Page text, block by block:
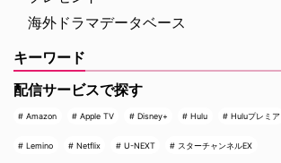
海外ドラマデータベース
キーワード
配信サービスで探す
Amazon Apple TV Disney+ Hulu Huluプレミア
Lemino Netflix U-NEXT スターチャンネルEX